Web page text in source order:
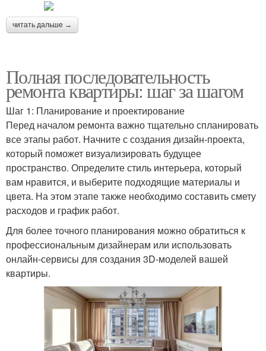
читать дальше →
Полная последовательность
ремонта квартиры: шаг за шагом
Шаг 1: Планирование и проектирование
Перед началом ремонта важно тщательно спланировать
все этапы работ. Начните с создания дизайн-проекта,
который поможет визуализировать будущее
пространство. Определите стиль интерьера, который
вам нравится, и выберите подходящие материалы и
цвета. На этом этапе также необходимо составить смету
расходов и график работ.
Для более точного планирования можно обратиться к
профессиональным дизайнерам или использовать
онлайн-сервисы для создания 3D-моделей вашей
квартиры.